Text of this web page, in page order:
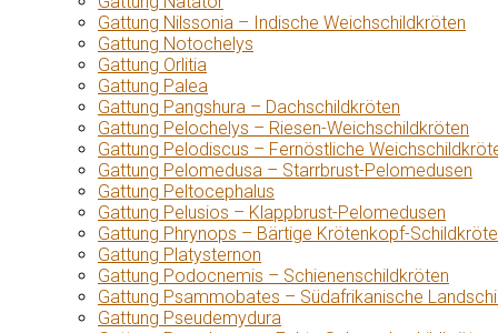
Gattung Nilssonia – Indische Weichschildkröten
Gattung Notochelys
Gattung Orlitia
Gattung Palea
Gattung Pangshura – Dachschildkröten
Gattung Pelochelys – Riesen-Weichschildkröten
Gattung Pelodiscus – Fernöstliche
Gattung Pelomedusa – Starrbrust-Pelomedusen
Gattung Peltocephalus
Gattung Pelusios – Klappbrust-Pelomedusen
Gattung Phrynops – Bärtige Krötenkopf-
Gattung Platysternon
Gattung Podocnemis – Schienenschildkröten
Gattung Psammobates – Südafrikanische
Gattung Pseudemydura